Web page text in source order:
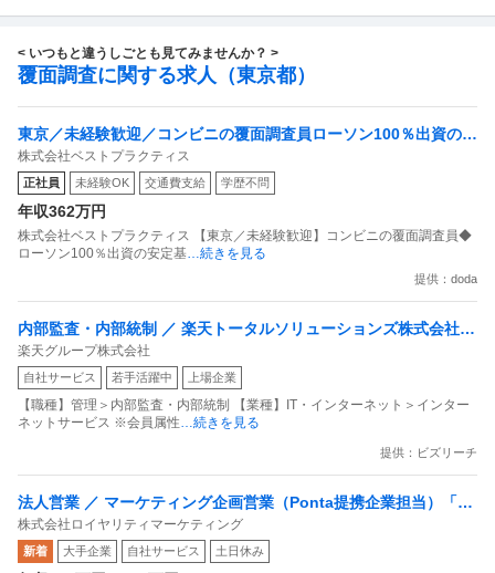
< いつもと違うしごとも見てみませんか？ >
覆面調査に関する求人（東京都）
東京／未経験歓迎／コンビニの覆面調査員ローソン100％出資の安
定基盤／月５日在宅／残業月10時間
株式会社ベストプラクティス
正社員 未経験OK 交通費支給 学歴不問
年収362万円
株式会社ベストプラクティス 【東京／未経験歓迎】コンビニの覆面調査員◆
ローソン100％出資の安定基 …続きを見る
提供：doda
内部監査・内部統制 ／ 楽天トータルソリューションズ株式会社
戦略事業コンプライアンス支援部 業務統制支援課：ショップコン
プライアンス推進担当（SBCSD）
楽天グループ株式会社
自社サービス 若手活躍中 上場企業
【職種】管理＞内部監査・内部統制 【業種】IT・インターネット＞インター
ネットサービス ※会員属性 …続きを見る
提供：ビズリーチ
法人営業 ／ マーケティング企画営業（Ponta提携企業担当）「国
内最大級の共通ポイントサービスを展開／無駄のない消費社会を
目指すデータマーケティングカンパニー」
株式会社ロイヤリティマーケティング
新着 大手企業 自社サービス 土日休み